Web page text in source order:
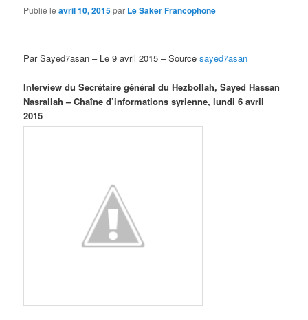
Publié leavril 10, 2015par Le Saker Francophone
Par Sayed7asan – Le 9 avril 2015 – Sourcesayed7asan
Interview du Secrétaire général du Hezbollah, Sayed Hassan
Nasrallah–Chaîne d’informations syrienne, lundi 6 avril
2015